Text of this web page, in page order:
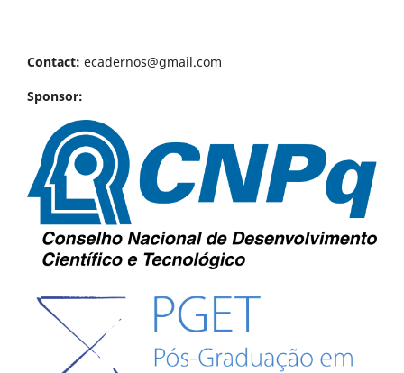
Contact: ecadernos@gmail.com
Sponsor: